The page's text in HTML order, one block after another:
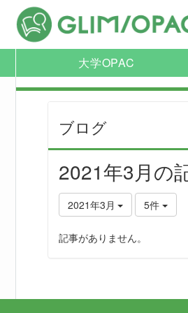
大学OPAC
ブログ
2021年3月の
2021年3月 5件
記事がありません。